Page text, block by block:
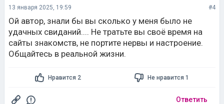
13 января 2025, 19:59 #4
Ой автор, знали бы вы сколько у меня было не
удачных свиданий.... Не тратьте вы своё время на
сайты знакомств, не портите нервы и настроение.
Общайтесь в реальной жизни.
Нравится 2 Не нравится 1
Ответить